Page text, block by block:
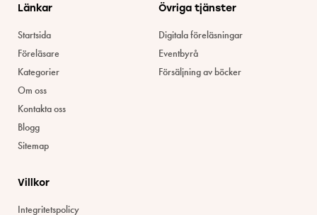
Länkar
Startsida
Föreläsare
Kategorier
Om oss
Kontakta oss
Blogg
Sitemap
Övriga tjänster
Digitala föreläsningar
Eventbyrå
Försäljning av böcker
Villkor
Integritetspolicy